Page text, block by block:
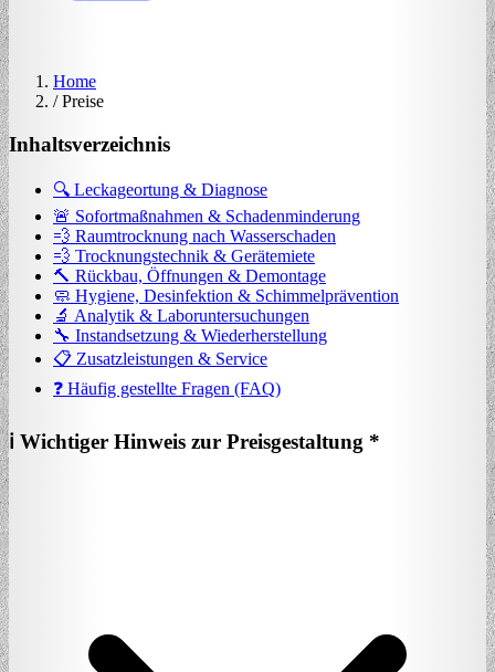
Home
/ Preise
Inhaltsverzeichnis
🔍 Leckageortung & Diagnose
🚨 Sofortmaßnahmen & Schadenminderung
💨 Raumtrocknung nach Wasserschaden
💨 Trocknungstechnik & Gerätemiete
🔨 Rückbau, Öffnungen & Demontage
🧼 Hygiene, Desinfektion & Schimmelprävention
🔬 Analytik & Laboruntersuchungen
🔧 Instandsetzung & Wiederherstellung
📋 Zusatzleistungen & Service
❓ Häufig gestellte Fragen (FAQ)
ℹ️ Wichtiger Hinweis zur Preisgestaltung *